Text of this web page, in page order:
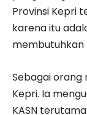
Provinsi Kepri
karena itu
membutuhkan
Sebagai orang
Kepri. Ia
KASN